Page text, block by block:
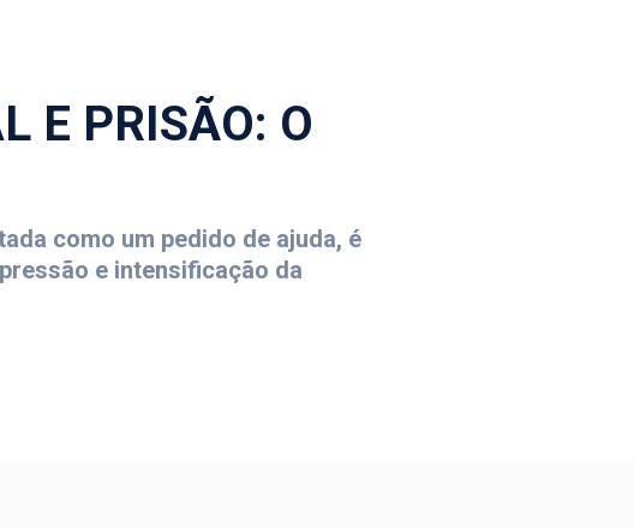
E PRISÃO: O
como um pedido de ajuda, é
e intensificação da